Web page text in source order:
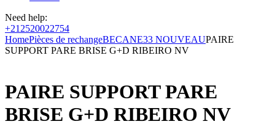
Need help:
+212520022754
HomePièces de rechangeBECANE33 NOUVEAUPAIRE
SUPPORT PARE BRISE G+D RIBEIRO NV
PAIRE SUPPORT PARE
BRISE G+D RIBEIRO NV